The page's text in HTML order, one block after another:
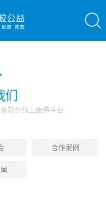
制作线上服务平台
合作案例